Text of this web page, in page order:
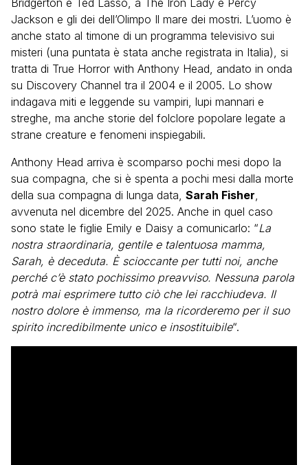
Bridgerton e Ted Lasso, a The Iron Lady e Percy
Jackson e gli dei dell’Olimpo Il mare dei mostri. L’uomo è
anche stato al timone di un programma televisivo sui
misteri (una puntata è stata anche registrata in Italia), si
tratta di True Horror with Anthony Head, andato in onda
su Discovery Channel tra il 2004 e il 2005. Lo show
indagava miti e leggende su vampiri, lupi mannari e
streghe, ma anche storie del folclore popolare legate a
strane creature e fenomeni inspiegabili.
Anthony Head arriva è scomparso pochi mesi dopo la
sua compagna, che si è spenta a pochi mesi dalla morte
della sua compagna di lunga data, Sarah Fisher,
avvenuta nel dicembre del 2025. Anche in quel caso
sono state le figlie Emily e Daisy a comunicarlo: “La
nostra straordinaria, gentile e talentuosa mamma,
Sarah, è deceduta. È scioccante per tutti noi, anche
perché c’è stato pochissimo preavviso. Nessuna parola
potrà mai esprimere tutto ciò che lei racchiudeva. Il
nostro dolore è immenso, ma la ricorderemo per il suo
spirito incredibilmente unico e insostituibile“.